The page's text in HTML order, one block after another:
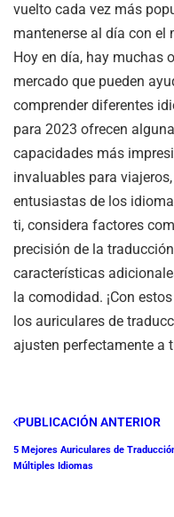
vuelto cada vez más
mantenerse al día con el
Hoy en día, hay muchas
mercado que pueden
comprender diferentes
para 2023 ofrecen
capacidades más
invaluables para
entusiastas de los
ti, considera factores
precisión de la
características
la comodidad. ¡Con
los auriculares de
ajusten perfectamente a
PUBLICACIÓN ANTERIOR
5 Mejores Auriculares de
Múltiples Idiomas